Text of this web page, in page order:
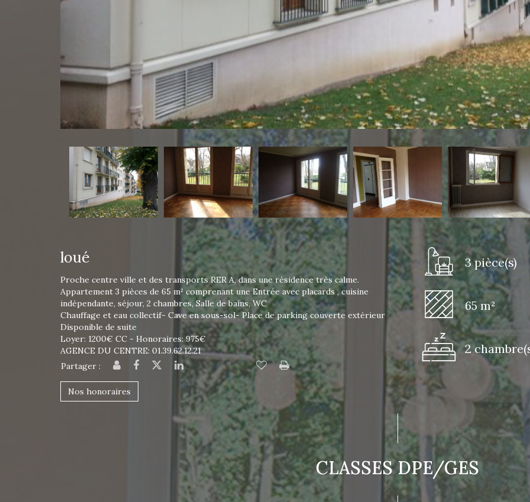
loué
Proche centre ville et des transports RER A, dans une résidence très calme.
Appartement 3 pièces de 65 m² comprenant une Entrée avec placards , cuisine
indépendante, séjour, 2 chambres, Salle de bains, WC
Chauffage et eau collectif- Cave en sous-sol- Place de parking couverte extérieur
Disponible de suite
Loyer: 1200€ CC - Honoraires: 975€
AGENCE DU CENTRE: 01.39.62.12.21
Partager :
Nos honoraires
3 pièce(s)
65 m²
2
CLASSES DPE/GES